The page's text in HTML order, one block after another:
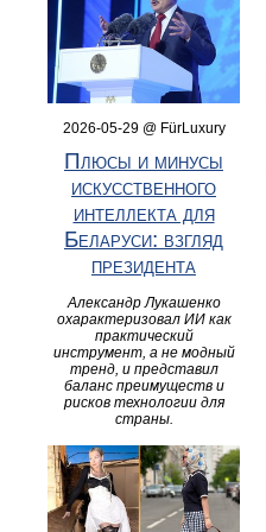
2026-05-29 @ FürLuxury
Плюсы и минусы
искусственного
интеллекта для
Беларуси: взгляд
президента
Александр Лукашенко
охарактеризовал ИИ как
практический
инструмент, а не модный
тренд, и представил
баланс преимуществ и
рисков технологии для
страны.